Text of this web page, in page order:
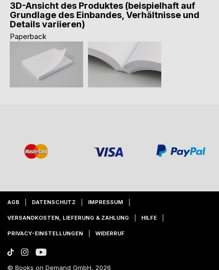
3D-Ansicht des Produktes (beispielhaft auf
Grundlage des Einbandes, Verhältnisse und
Details variieren)
Paperback
AGB DATENSCHUTZ IMPRESSUM
VERSANDKOSTEN, LIEFERUNG & ZAHLUNG HILFE
PRIVACY-EINSTELLUNGEN WIDERRUF
© Books on Demand GmbH, 2026